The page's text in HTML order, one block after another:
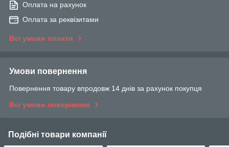
Оплата на рахунок
Оплата за реквізитами
Всі умови оплати
Умови повернення
Повернення товару впродовж 14 днів за рахунок покупця
Всі умови повернення
Подібні товари компанії